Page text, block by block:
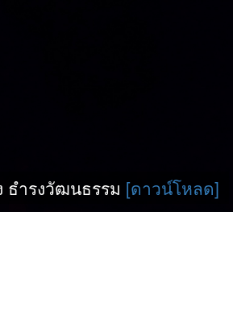
ธำรงวัฒนธรรม [ดาวน์โหลด]